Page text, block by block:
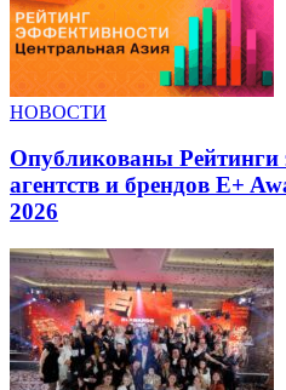
НОВОСТИ
Опубликованы Рейтинги
агентств и брендов E+
2026